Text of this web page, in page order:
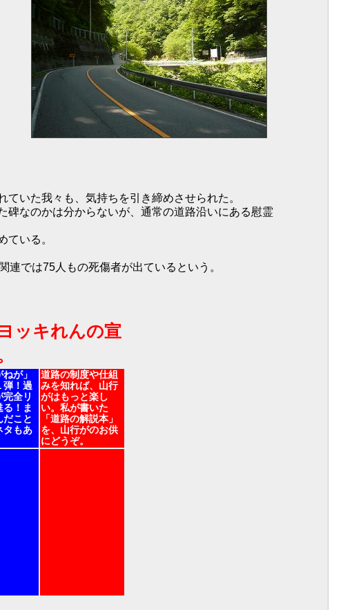
いた我々も、気持ちを引き締めさせられた。
なのかは分からないが、通常の道路沿いにある慰霊
ている。
では75人もの死傷者が出ているという。
ッキれんの宣
ねが」
弾！過
完全リ
る！ま
だこと
タもあ
道路の制度や仕組
みを知れば、山行
がはもっと楽し
い。私が書いた
「道路の解説本」
を、山行がのお供
にどうぞ。